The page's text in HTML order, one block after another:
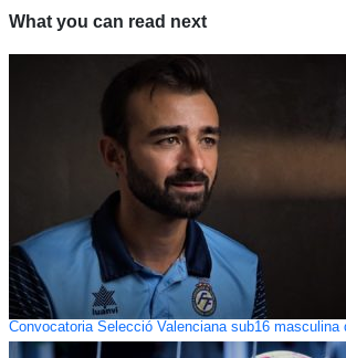
What you can read next
Convocatoria Selecció Valenciana sub16 masculina